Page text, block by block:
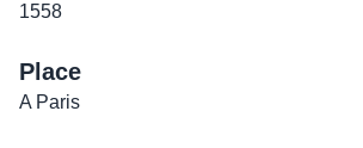
1558
Place
A Paris